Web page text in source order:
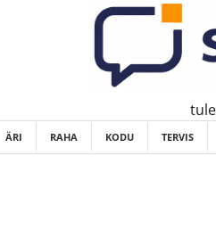
ÄRI RAHA KODU TERVIS